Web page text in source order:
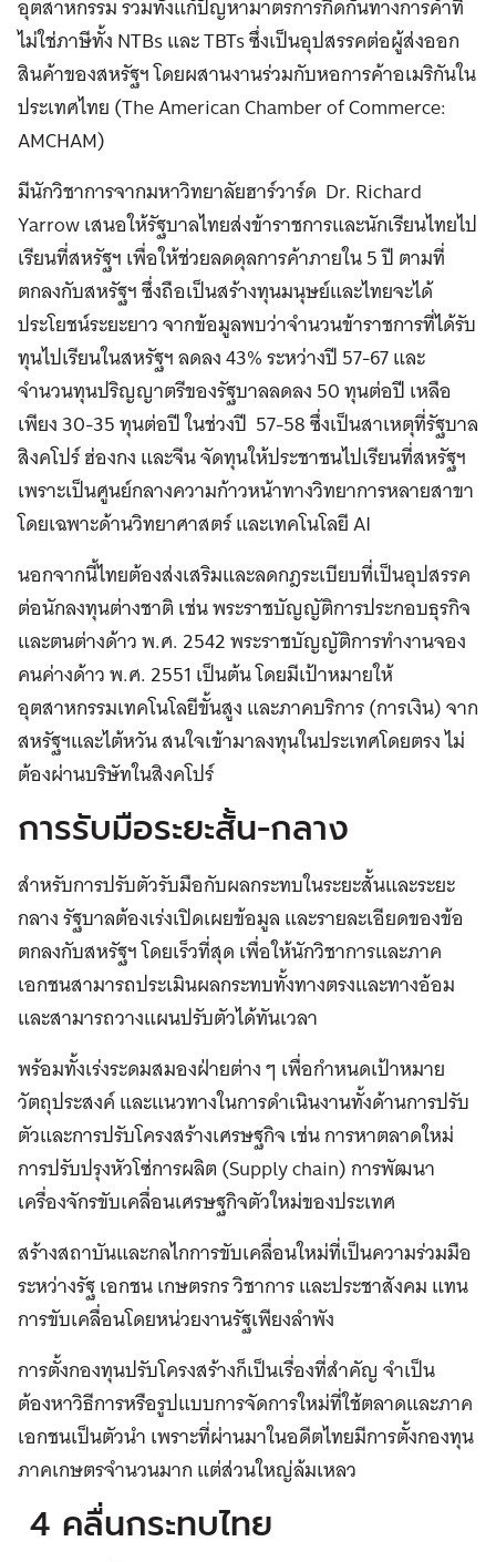
อุตสาหกรรม รวมทั้งแก้ปัญหามาตรการกีดกันทางการค้าที่
ไม่ใช่ภาษีทั้ง NTBs และ TBTs ซึ่งเป็นอุปสรรคต่อผู้ส่งออก
สินค้าของสหรัฐฯ โดยผสานงานร่วมกับหอการค้าอเมริกันใน
ประเทศไทย (The American Chamber of Commerce:
AMCHAM)
มีนักวิชาการจากมหาวิทยาลัยฮาร์วาร์ด Dr. Richard
Yarrow เสนอให้รัฐบาลไทยส่งข้าราชการและนักเรียนไทยไป
เรียนที่สหรัฐฯ เพื่อให้ช่วยลดดุลการค้าภายใน 5 ปี ตามที่
ตกลงกับสหรัฐฯ ซึ่งถือเป็นสร้างทุนมนุษย์และไทยจะได้
ประโยชน์ระยะยาว จากข้อมูลพบว่าจำนวนข้าราชการที่ได้รับ
ทุนไปเรียนในสหรัฐฯ ลดลง 43% ระหว่างปี 57-67 และ
จำนวนทุนปริญญาตรีของรัฐบาลลดลง 50 ทุนต่อปี เหลือ
เพียง 30-35 ทุนต่อปี ในช่วงปี 57-58 ซึ่งเป็นสาเหตุที่รัฐบาล
สิงคโปร์ ฮ่องกง และจีน จัดทุนให้ประชาชนไปเรียนที่สหรัฐฯ
เพราะเป็นศูนย์กลางความก้าวหน้าทางวิทยาการหลายสาขา
โดยเฉพาะด้านวิทยาศาสตร์ และเทคโนโลยี AI
นอกจากนี้ไทยต้องส่งเสริมและลดกฎระเบียบที่เป็นอุปสรรค
ต่อนักลงทุนต่างชาติ เช่น พระราชบัญญัติการประกอบธุรกิจ
และตนต่างด้าว พ.ศ. 2542 พระราชบัญญัติการทำงานจอง
คนค่างด้าว พ.ศ. 2551 เป็นต้น โดยมีเป้าหมายให้
อุตสาหกรรมเทคโนโลยีขั้นสูง และภาคบริการ (การเงิน) จาก
สหรัฐฯและไต้หวัน สนใจเข้ามาลงทุนในประเทศโดยตรง ไม่
ต้องผ่านบริษัทในสิงคโปร์
การรับมือระยะสั้น-กลาง
สำหรับการปรับตัวรับมือกับผลกระทบในระยะสั้นและระยะ
กลาง รัฐบาลต้องเร่งเปิดเผยข้อมูล และรายละเอียดของข้อ
ตกลงกับสหรัฐฯ โดยเร็วที่สุด เพื่อให้นักวิชาการและภาค
เอกชนสามารถประเมินผลกระทบทั้งทางตรงและทางอ้อม
และสามารถวางแผนปรับตัวได้ทันเวลา
พร้อมทั้งเร่งระดมสมองฝ่ายต่าง ๆ เพื่อกำหนดเป้าหมาย
วัตถุประสงค์ และแนวทางในการดำเนินงานทั้งด้านการปรับ
ตัวและการปรับโครงสร้างเศรษฐกิจ เช่น การหาตลาดใหม่
การปรับปรุงหัวโซ่การผลิต (Supply chain) การพัฒนา
เครื่องจักรขับเคลื่อนเศรษฐกิจตัวใหม่ของประเทศ
สร้างสถาบันและกลไกการขับเคลื่อนใหม่ที่เป็นความร่วมมือ
ระหว่างรัฐ เอกชน เกษตรกร วิชาการ และประชาสังคม แทน
การขับเคลื่อนโดยหน่วยงานรัฐเพียงลำพัง
การตั้งกองทุนปรับโครงสร้างก็เป็นเรื่องที่สำคัญ จำเป็น
ต้องหาวิธีการหรือรูปแบบการจัดการใหม่ที่ใช้ตลาดและภาค
เอกชนเป็นตัวนำ เพราะที่ผ่านมาในอดีตไทยมีการตั้งกองทุน
ภาคเกษตรจำนวนมาก แต่ส่วนใหญ่ล้มเหลว
4 คลื่นกระทบไทย